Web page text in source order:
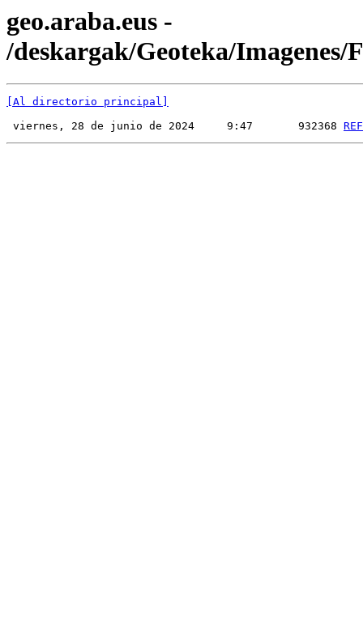
geo.araba.eus -
/deskargak/Geoteka/Imagenes/
[Al directorio principal]
viernes, 28 de junio de 2024     9:47       932368